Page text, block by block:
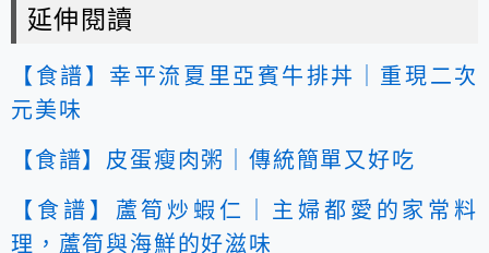
延伸閱讀
【食譜】幸平流夏里亞賓牛排丼｜重現二次
元美味
【食譜】皮蛋瘦肉粥｜傳統簡單又好吃
【食譜】蘆筍炒蝦仁｜主婦都愛的家常料
理，蘆筍與海鮮的好滋味